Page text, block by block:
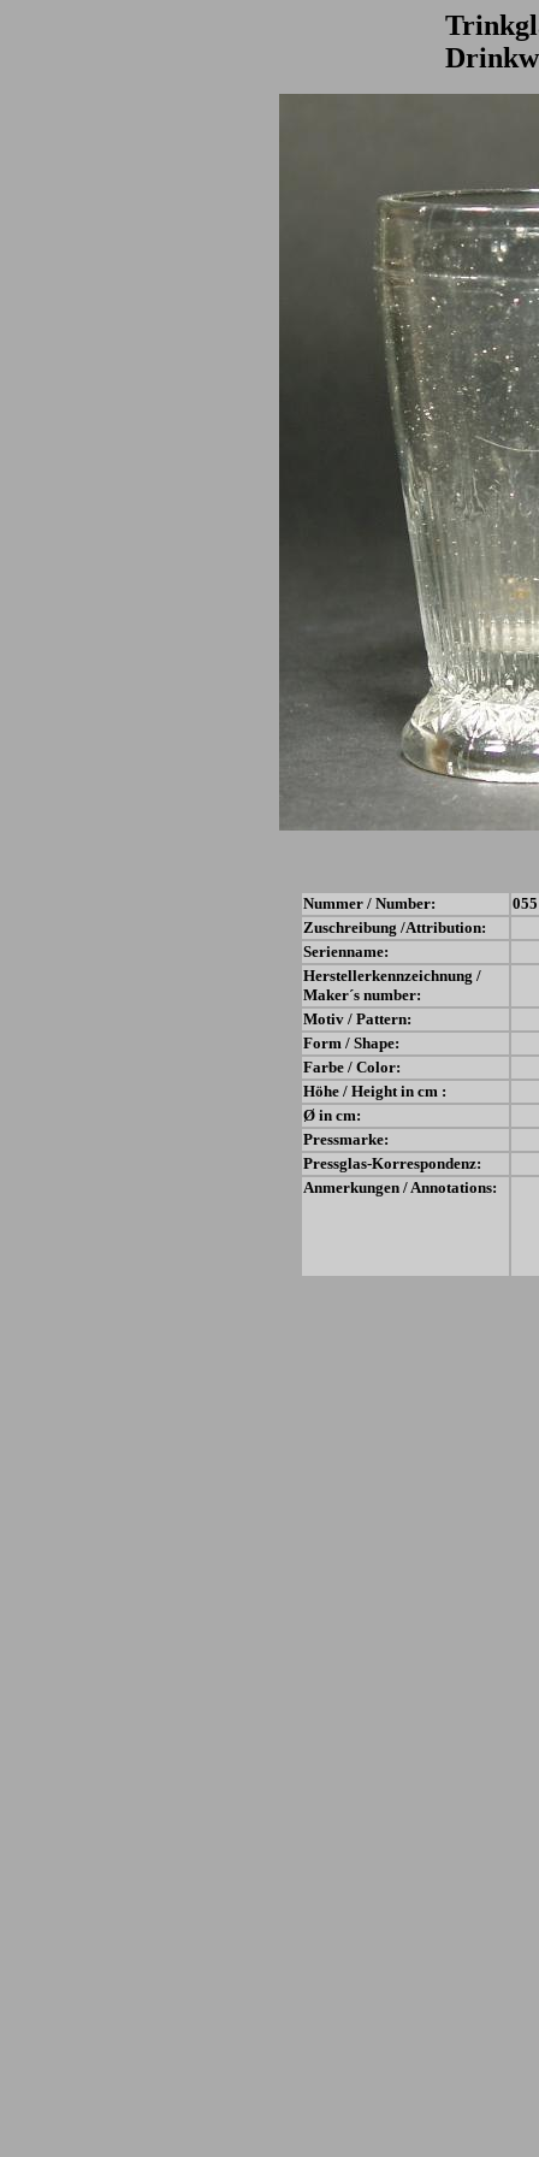
Nummer / Number:
Zuschreibung /Attribution:
Serienname:
Herstellerkennzeichnung /
Maker´s number:
Motiv / Pattern:
Form / Shape:
Farbe / Color:
Höhe / Height in cm :
Ø in cm:
Pressmarke:
Pressglas-Korrespondenz:
Anmerkungen / Annotations: